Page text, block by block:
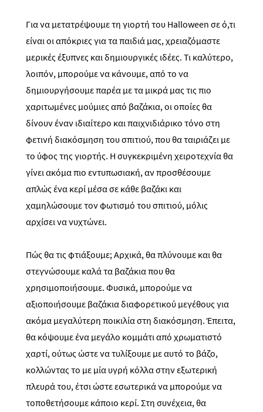
Για να μετατρέψουμε τη γιορτή του Halloween σε ό,τι
είναι οι απόκριες για τα παιδιά μας, χρειαζόμαστε
μερικές έξυπνες και δημιουργικές ιδέες. Τι καλύτερο,
λοιπόν, μπορούμε να κάνουμε, από το να
δημιουργήσουμε παρέα με τα μικρά μας τις πιο
χαριτωμένες μούμιες από βαζάκια, οι οποίες θα
δίνουν έναν ιδιαίτερο και παιχνιδιάρικο τόνο στη
φετινή διακόσμηση του σπιτιού, που θα ταιριάζει με
το ύφος της γιορτής. Η συγκεκριμένη χειροτεχνία θα
γίνει ακόμα πιο εντυπωσιακή, αν προσθέσουμε
απλώς ένα κερί μέσα σε κάθε βαζάκι και
χαμηλώσουμε τον φωτισμό του σπιτιού, μόλις
αρχίσει να νυχτώνει.
Πώς θα τις φτιάξουμε; Αρχικά, θα πλύνουμε και θα
στεγνώσουμε καλά τα βαζάκια που θα
χρησιμοποιήσουμε. Φυσικά, μπορούμε να
αξιοποιήσουμε βαζάκια διαφορετικού μεγέθους για
ακόμα μεγαλύτερη ποικιλία στη διακόσμηση. Έπειτα,
θα κόψουμε ένα μεγάλο κομμάτι από χρωματιστό
χαρτί, ούτως ώστε να τυλίξουμε με αυτό το βάζο,
κολλώντας το με μία υγρή κόλλα στην εξωτερική
πλευρά του, έτσι ώστε εσωτερικά να μπορούμε να
τοποθετήσουμε κάποιο κερί. Στη συνέχεια, θα